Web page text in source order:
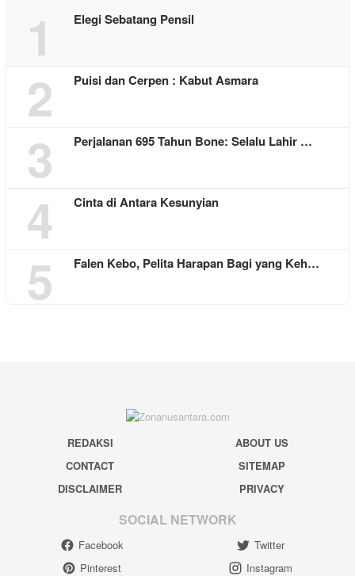
1 Elegi Sebatang Pensil
2 Puisi dan Cerpen : Kabut Asmara
3 Perjalanan 695 Tahun Bone: Selalu Lahir …
4 Cinta di Antara Kesunyian
5 Falen Kebo, Pelita Harapan Bagi yang Keh…
REDAKSI
ABOUT US
CONTACT
SITEMAP
DISCLAIMER
PRIVACY
SOCIAL NETWORK
Facebook
Twitter
Pinterest
Instagram